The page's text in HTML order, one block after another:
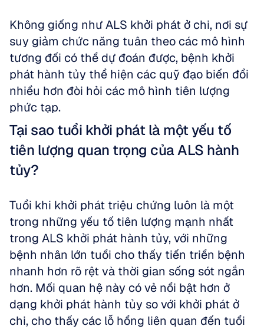
Không giống như ALS khởi phát ở chi, nơi sự
suy giảm chức năng tuân theo các mô hình
tương đối có thể dự đoán được, bệnh khởi
phát hành tủy thể hiện các quỹ đạo biến đổi
nhiều hơn đòi hỏi các mô hình tiên lượng
phức tạp.
Tại sao tuổi khởi phát là một yếu tố
tiên lượng quan trọng của ALS hành
tủy?
Tuổi khi khởi phát triệu chứng luôn là một
trong những yếu tố tiên lượng mạnh nhất
trong ALS khởi phát hành tủy, với những
bệnh nhân lớn tuổi cho thấy tiến triển bệnh
nhanh hơn rõ rệt và thời gian sống sót ngắn
hơn. Mối quan hệ này có vẻ nổi bật hơn ở
dạng khởi phát hành tủy so với khởi phát ở
chi, cho thấy các lỗ hổng liên quan đến tuổi